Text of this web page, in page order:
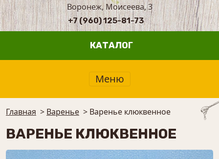
Воронеж, Моисеева, 3
+7 (960) 125-81-73
КАТАЛОГ
Меню
Главная > Варенье > Варенье клюквенное
ВАРЕНЬЕ КЛЮКВЕННОЕ